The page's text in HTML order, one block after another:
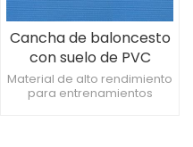
Cancha de baloncesto
con suelo de PVC
deportivo de
instalación rápida de
Material de alto rendimiento
para entrenamientos